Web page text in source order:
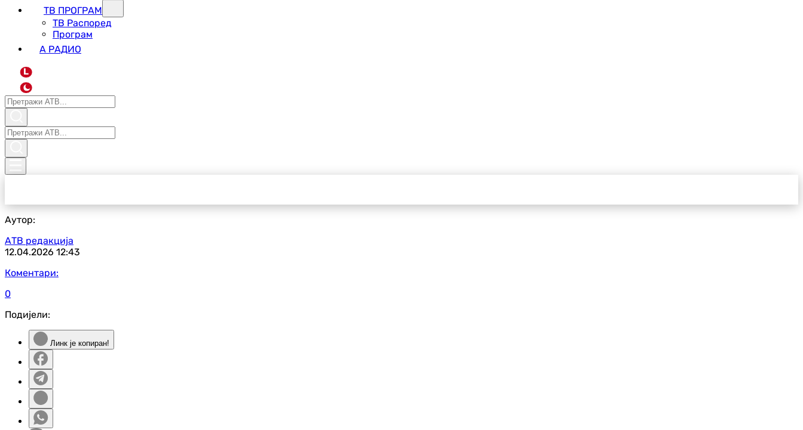
ТВ ПРОГРАМ
ТВ Распоред
Програм
А РАДИО
L
Аутор:
АТВ редакција
12.04.2026 12:43
Коментари:
0
Подијели:
Линк је копиран!